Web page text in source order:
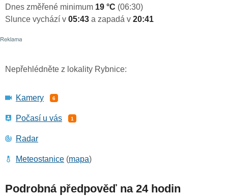
Dnes změřené minimum 19 °C (06:30)
Slunce vychází v 05:43 a zapadá v 20:41
Nepřehlédněte z lokality Rybnice:
Kamery 6
Počasí u vás 1
Radar
Meteostanice (mapa)
Podrobná předpověď na 24 hodin